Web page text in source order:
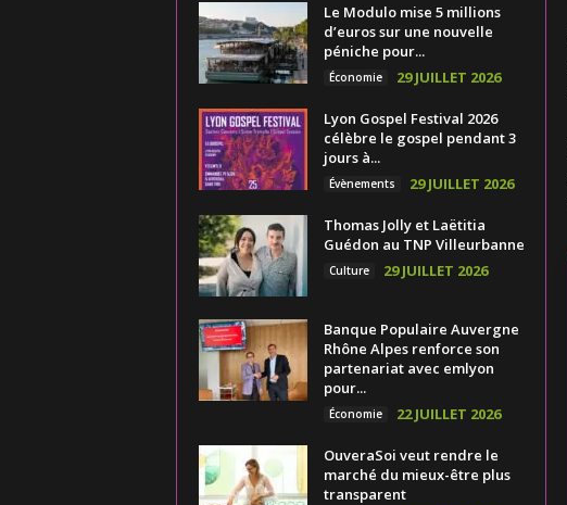
Le Modulo mise 5 millions
d’euros sur une nouvelle
péniche pour...
Économie 29 JUILLET 2026
Lyon Gospel Festival 2026
célèbre le gospel pendant 3
jours à...
Évènements 29 JUILLET 2026
Thomas Jolly et Laëtitia
Guédon au TNP Villeurbanne
Culture 29 JUILLET 2026
Banque Populaire Auvergne
Rhône Alpes renforce son
partenariat avec emlyon
pour...
Économie 22 JUILLET 2026
OuveraSoi veut rendre le
marché du mieux-être plus
transparent